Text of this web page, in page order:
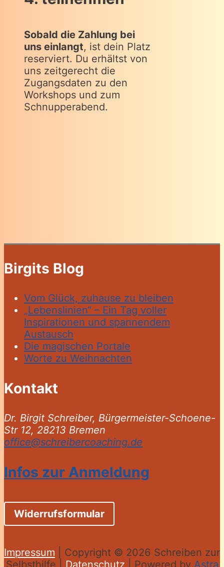
Sobald die Zahlung bei
uns einlangt, ist dein Platz
reserviert. Du erhältst von
uns zeitgerecht die
Zugangsdaten zu den
Workshops und zum
Schnupperabend.
Birgits Blog
Vom Glück, zuhause zu bleiben
„Lebenslinien“ – Ein Tag voller
Inspirationen und spannendem
Austausch
Die magischen Portale
Worte zu Weihnachten
Kontakt
Dr. Birgit Schreiber, Bürgermeister-Schoene-
Str 12, 28213 Bremen
office@schreibercoaching.de
Infos zur Anmeldung
Widerrufsformular
Impressum | Copyright © 2026 Schreiben zur